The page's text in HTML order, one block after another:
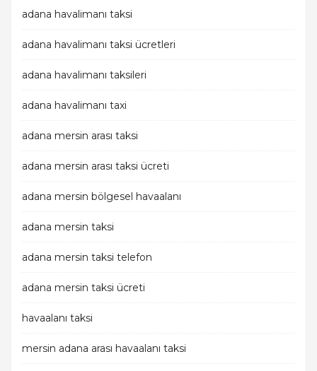
adana havalimanı taksi
adana havalimanı taksi ücretleri
adana havalimanı taksileri
adana havalimanı taxi
adana mersin arası taksi
adana mersin arası taksi ücreti
adana mersin bölgesel havaalanı
adana mersin taksi
adana mersin taksi telefon
adana mersin taksi ücreti
havaalanı taksi
mersin adana arası havaalanı taksi